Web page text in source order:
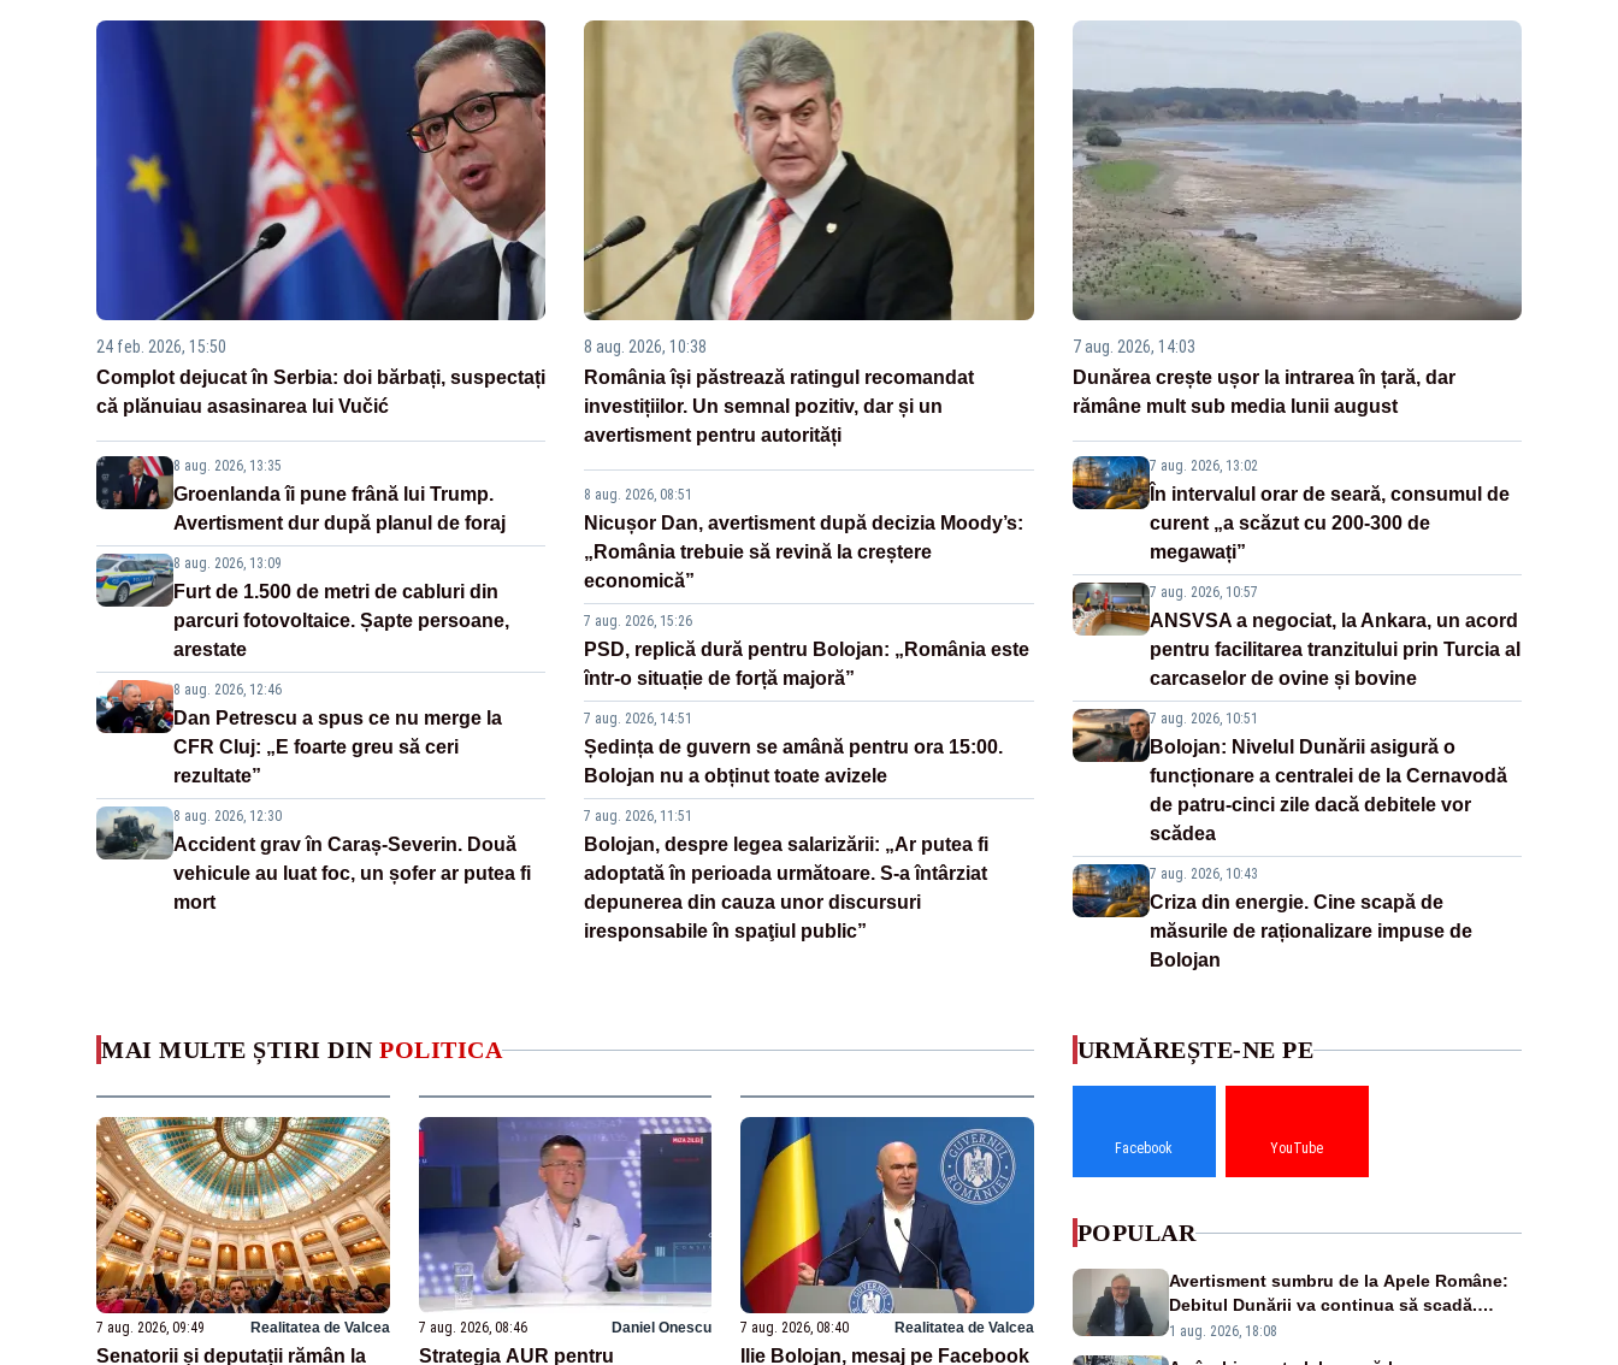
24 feb. 2026, 15:50
Complot dejucat în Serbia: doi bărbați, suspectați
că plănuiau asasinarea lui Vučić
8 aug. 2026, 13:35
Groenlanda îi pune frână lui Trump.
Avertisment dur după planul de foraj
8 aug. 2026, 13:09
Furt de 1.500 de metri de cabluri din
parcuri fotovoltaice. Șapte persoane,
arestate
8 aug. 2026, 12:46
Dan Petrescu a spus ce nu merge la
CFR Cluj: „E foarte greu să ceri
rezultate”
8 aug. 2026, 12:30
Accident grav în Caraș-Severin. Două
vehicule au luat foc, un șofer ar putea fi
mort
8 aug. 2026, 10:38
România își păstrează ratingul recomandat
investițiilor. Un semnal pozitiv, dar și un
avertisment pentru autorități
8 aug. 2026, 08:51
Nicușor Dan, avertisment după decizia Moody’s:
„România trebuie să revină la creștere
economică”
7 aug. 2026, 15:26
PSD, replică dură pentru Bolojan: „România este
într-o situație de forță majoră”
7 aug. 2026, 14:51
Ședința de guvern se amână pentru ora 15:00.
Bolojan nu a obținut toate avizele
7 aug. 2026, 11:51
Bolojan, despre legea salarizării: „Ar putea fi
adoptată în perioada următoare. S-a întârziat
depunerea din cauza unor discursuri
iresponsabile în spaţiul public”
7 aug. 2026, 14:03
Dunărea crește ușor la intrarea în țară, dar
rămâne mult sub media lunii august
7 aug. 2026, 13:02
În intervalul orar de seară, consumul de
curent „a scăzut cu 200-300 de
megawați”
7 aug. 2026, 10:57
ANSVSA a negociat, la Ankara, un acord
pentru facilitarea tranzitului prin Turcia al
carcaselor de ovine și bovine
7 aug. 2026, 10:51
Bolojan: Nivelul Dunării asigură o
funcționare a centralei de la Cernavodă
de patru-cinci zile dacă debitele vor
scădea
7 aug. 2026, 10:43
Criza din energie. Cine scapă de
măsurile de raționalizare impuse de
Bolojan
MAI MULTE ȘTIRI DIN POLITICA
7 aug. 2026, 09:49 Realitatea de Valcea
Senatorii și deputații rămân la
7 aug. 2026, 08:46 Daniel Onescu
Strategia AUR pentru
7 aug. 2026, 08:40 Realitatea de Valcea
Ilie Bolojan, mesaj pe Facebook
URMĂREȘTE-NE PE
Facebook YouTube
POPULAR
Avertisment sumbru de la Apele Române:
Debitul Dunării va continua să scadă.
Cernavodă s-ar putea închide în 4 zile
1 aug. 2026, 18:08